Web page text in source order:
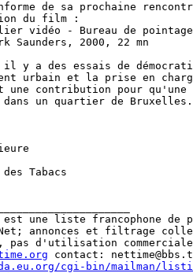
de sa prochaine
du film :
vidéo - Bureau de
Saunders, 2000, 22 mn
il y a des essais de
urbain et la prise en
contribution pour
un quartier de
Tabacs
est une liste francophone de
annonces et filtrage
pas d'utilisation
contact:
cgi-bin/mailman/